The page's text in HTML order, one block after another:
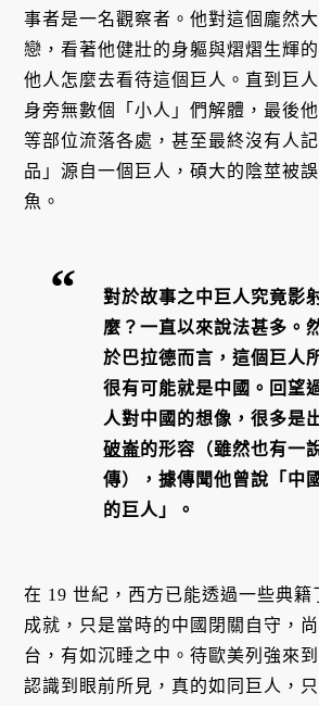
事者是一名觀察者。他對這個龐然
戀，看著他健壯的身軀與熠熠生輝
他人怎麼去看待這個巨人。直到巨
身旁無數個「小人」們解體，最後
等部位流落各處，甚至最終沒有人
品」源自一個巨人，碩大的陰莖被
魚。
對於故事之中巨人究竟影
麼？一直以來說法甚多。
於巴拉德而言，這個巨人
很有可能就是中國。回望
人對中國的想像，很多是
破崙的形容（雖然也有一
傳），據傳聞他曾說「中
的巨人」。
在 19 世紀，西方已能透過一些典籍
成就，只是當時的中國閉關自守，
台，有如沉睡之中。待歐美列強來
認識到眼前所見，真的如同巨人，